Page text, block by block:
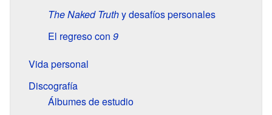
The Naked Truthy desafíos personales
El regreso con 9
Vida personal
Discografía
Álbumes de estudio